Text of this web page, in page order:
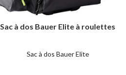
Sac à dos Bauer Elite à roulettes
Sac à dos Bauer Elite